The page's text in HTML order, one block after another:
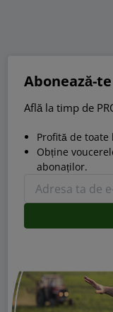
Abonează-
Află la timp de
Profită de
Obține
abonaților.